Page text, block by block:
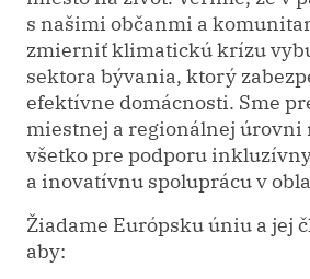
s našimi občanmi a
zmierniť klimatickú krízu
sektora bývania, ktorý
efektívne domácnosti. Sme
miestnej a regionálnej
všetko pre podporu
a inovatívnu spoluprácu v
Žiadame Európsku úniu a jej
aby: